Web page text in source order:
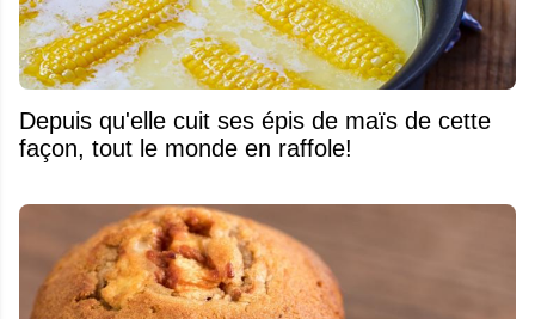
Depuis qu'elle cuit ses épis de maïs de cette
façon, tout le monde en raffole!